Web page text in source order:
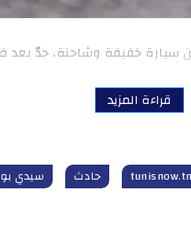
سيارة خفيفة وشاحنة، جدّ بعد
قراءة المزيد
حادث سيدي